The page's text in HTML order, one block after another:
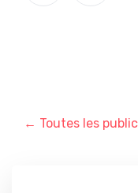
← Toutes les